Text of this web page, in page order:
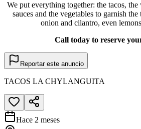
We put everything together: the tacos,
sauces and the vegetables to garnish the
onion and cilantro, even
Call today to reserve
Reportar este anuncio
TACOS LA CHYLANGUITA
Hace 2 meses